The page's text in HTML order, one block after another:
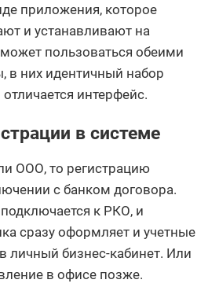
приложения, которое
и устанавливают на
пользоваться обеими
в них идентичный набор
интерфейс.
в системе
ООО, то регистрацию
с банком договора.
к РКО, и
сразу оформляет и учетные
личный бизнес-кабинет. Или
в офисе позже.